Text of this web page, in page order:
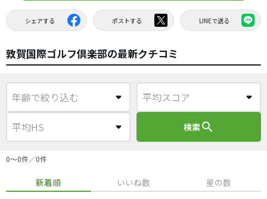
シェアする ポストする LINEで送る
敦賀国際ゴルフ倶楽部の最新クチコミ
検索search
0〜0件／0件
新着順 いいね数 星の数